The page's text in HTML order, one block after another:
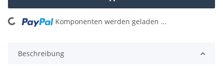
Loading... Komponenten werden geladen ...
Beschreibung